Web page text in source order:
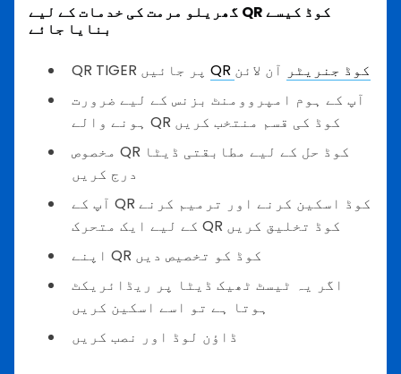
گھریلو مرمت کی خدمات کے لیے QR کوڈ کیسے
بنایا جائے
QR کوڈ جنریٹر آن لائن
آپ کے ہوم امپروومنٹ بزنس کے لیے ضرورت
ہونے والے QR کوڈ کی قسم منتخب کریں
مخصوص QR کوڈ حل کے لیے مطابقتی ڈیٹا
درج کریں
آپ کے QR کوڈ اسکین کرنے اور ترمیم کرنے
کے لیے ایک متحرک QR کوڈ تخلیق کریں
اپنے QR کوڈ کو تخصیص دیں
اگر یہ ٹیسٹ ٹھیک ڈیٹا پر ریڈائریکٹ
ہوتا ہے تو اسے اسکین کریں
ڈاؤن لوڈ اور نصب کریں